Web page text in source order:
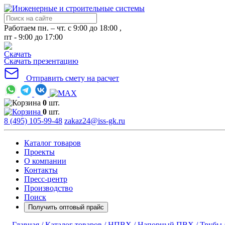
Работаем пн. – чт. с 9:00 до 18:00 ,
пт - 9:00 до 17:00
Скачать презентацию
Отправить смету на расчет
0 шт.
0 шт.
8 (495) 105-99-48 zakaz24@iss-gk.ru
Каталог товаров
Проекты
О компании
Контакты
Пресс-центр
Производство
Поиск
Получить оптовый прайс